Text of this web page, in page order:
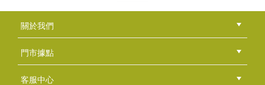
關於我們
公司簡介
品牌故事
最新消息
隱私權聲明
版權聲明
門市據點
總部
北區
中區
南區
東區
海外
客服中心